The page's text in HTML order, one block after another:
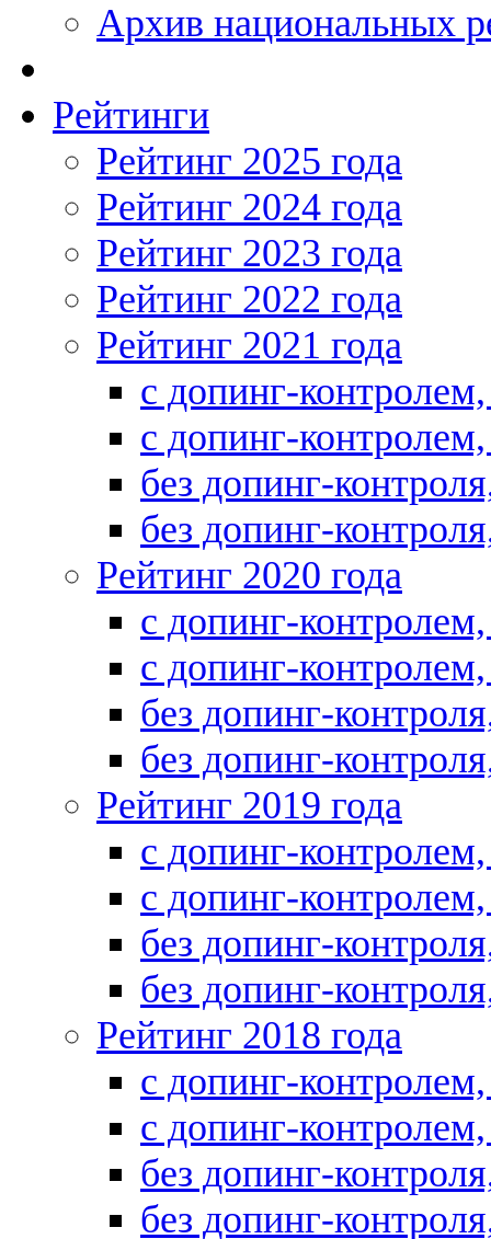
Архив национальных
Рейтинги
Рейтинг 2025 года
Рейтинг 2024 года
Рейтинг 2023 года
Рейтинг 2022 года
Рейтинг 2021 года
с допинг-
с допинг-
без допинг-
без допинг-
Рейтинг 2020 года
с допинг-
с допинг-
без допинг-
без допинг-
Рейтинг 2019 года
с допинг-
с допинг-
без допинг-
без допинг-
Рейтинг 2018 года
с допинг-
с допинг-
без допинг-
без допинг-